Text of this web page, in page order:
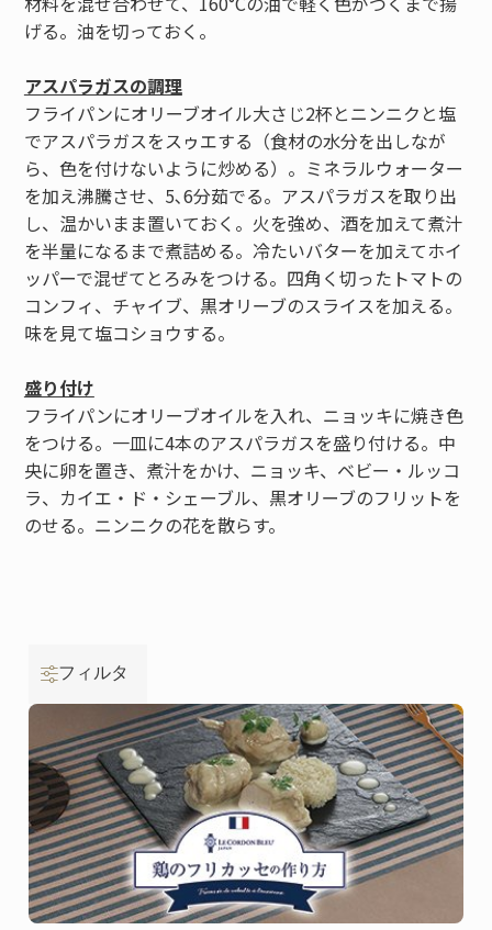
げる。油を切っておく。
アスパラガスの調理
フライパンにオリーブオイル大さじ2杯とニンニクと塩
でアスパラガスをスゥエする（食材の水分を出しなが
ら、色を付けないように炒める）。ミネラルウォーター
を加え沸騰させ、5､6分茹でる。アスパラガスを取り出
し、温かいまま置いておく。火を強め、酒を加えて煮汁
を半量になるまで煮詰める。冷たいバターを加えてホイ
ッパーで混ぜてとろみをつける。四角く切ったトマトの
コンフィ、チャイブ、黒オリーブのスライスを加える。
味を見て塩コショウする。
盛り付け
フライパンにオリーブオイルを入れ、ニョッキに焼き色
をつける。一皿に4本のアスパラガスを盛り付ける。中
央に卵を置き、煮汁をかけ、ニョッキ、ベビー・ルッコ
ラ、カイエ・ド・シェーブル、黒オリーブのフリットを
のせる。ニンニクの花を散らす。
フィルタ